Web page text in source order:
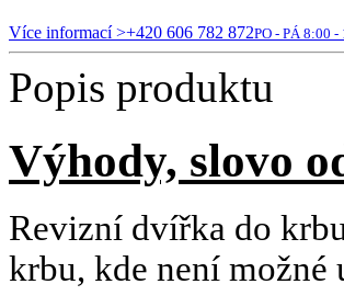
Více informací >+420 606 782 872PO - PÁ 8:00 -
Popis produktu
Výhody, slovo
Revizní dvířka do
krbu, kde není